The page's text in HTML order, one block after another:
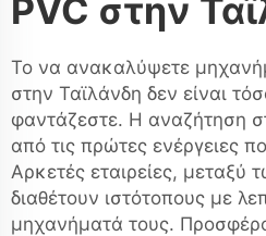
PVC στην
Το να ανακαλύψετε
στην Ταϊλάνδη δεν είναι
φαντάζεστε. Η αναζήτηση
από τις πρώτες ενέργειες
Αρκετές εταιρείες, μεταξύ
διαθέτουν ιστότοπους με
μηχανήματά τους.